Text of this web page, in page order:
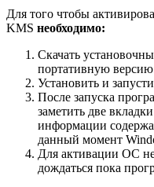
Для того чтобы
KMS необходимо:
Скачать
портативную
Установить и
После запуска
заметить две
информации
данный момент
Для активации ОС
дождаться пока